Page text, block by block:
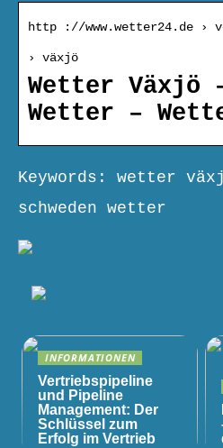
http ://www.wetter24.de ›
› växjö
Wetter Växjö
Wetter –
Keywords: wetter
schweden wetter
INFORMATIONEN
Vertriebspipeline
und Pipeline
Management: Der
Schlüssel zum
Erfolg im Vertrieb